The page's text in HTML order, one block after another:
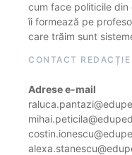
cum face politicile din
îi formează pe
care trăim sunt
CONTACT REDACȚIE
Adrese e-mail